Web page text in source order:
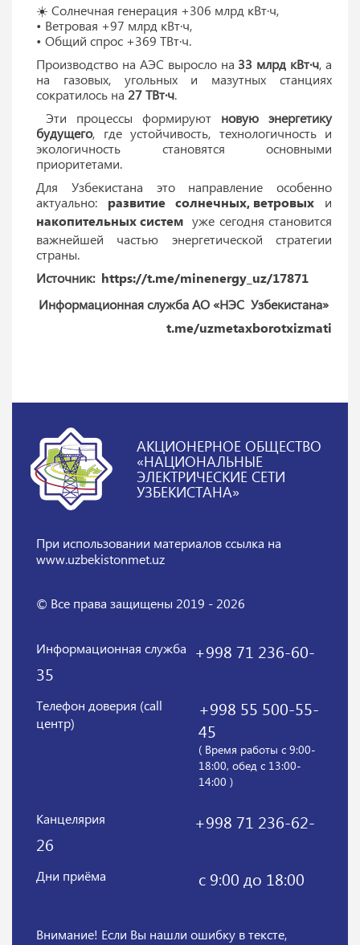
☀️ Солнечная генерация +306 млрд кВт·ч,
• Ветровая +97 млрд кВт·ч,
• Общий спрос +369 ТВт·ч.
Производство на АЭС выросло на 33 млрд кВт·ч, а
на газовых, угольных и мазутных станциях
сократилось на 27 ТВт·ч.
Эти процессы формируют новую энергетику
будущего, где устойчивость, технологичность и
экологичность становятся основными
приоритетами.
Для Узбекистана это направление особенно
актуально: развитие солнечных, ветровых и
накопительных систем уже сегодня становится
важнейшей частью энергетической стратегии
страны.
Источник: https://t.me/minenergy_uz/17871
Информационная служба АО «НЭС Узбекистана»
t.me/uzmetaxborotxizmati
АКЦИОНЕРНОЕ ОБЩЕСТВО
«НАЦИОНАЛЬНЫЕ
ЭЛЕКТРИЧЕСКИЕ СЕТИ
УЗБЕКИСТАНА»
При использовании материаловссылка на
www.uzbekistonmet.uz
© Все права защищены 2019 - 2026
Информационная служба
+998 71 236-60-
35
Телефон доверия (call
центр)
+998 55 500-55-
45
( Время работы с 9:00-
18:00, обед с 13:00-
14:00 )
Канцелярия
+998 71 236-62-
26
Дни приёма с 9:00 до 18:00
Внимание! Если Вы нашли ошибку в тексте,